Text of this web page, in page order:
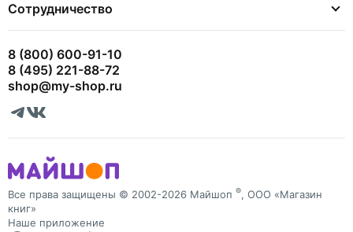
Сотрудничество
8 (800) 600-91-10
8 (495) 221-88-72
shop@my-shop.ru
Все права защищены © 2002-2026 Майшоп ®, ООО «Магазин
книг»
Наше приложение